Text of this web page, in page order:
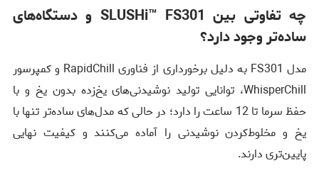
چه تفاوتی بین SLUSHi™ FS301 و دستگاه‌های
ساده‌تر وجود دارد؟
مدل FS301 به دلیل برخورداری از فناوری RapidChill و کمپرسور
WhisperChill، توانایی تولید نوشیدنی‌های یخ‌زده بدون یخ و با
حفظ سرما تا 12 ساعت را دارد؛ در حالی که مدل‌های ساده‌تر تنها با
یخ و مخلوط‌کردن نوشیدنی را آماده می‌کنند و کیفیت نهایی
پایین‌تری دارند.